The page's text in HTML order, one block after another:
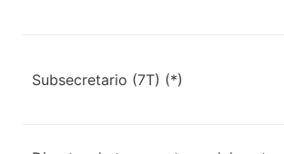
Subsecretario (7T) (*)